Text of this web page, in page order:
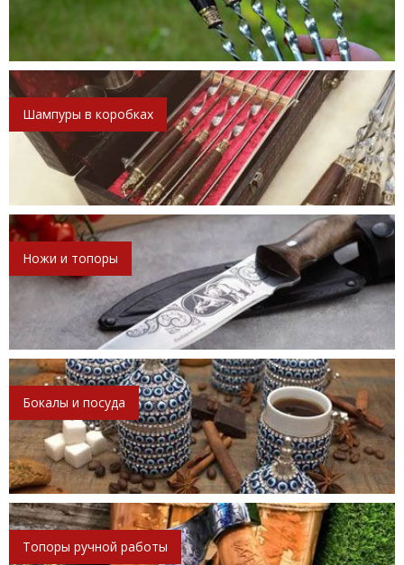
Шампуры в коробках
Ножи и топоры
Бокалы и посуда
Топоры ручной работы